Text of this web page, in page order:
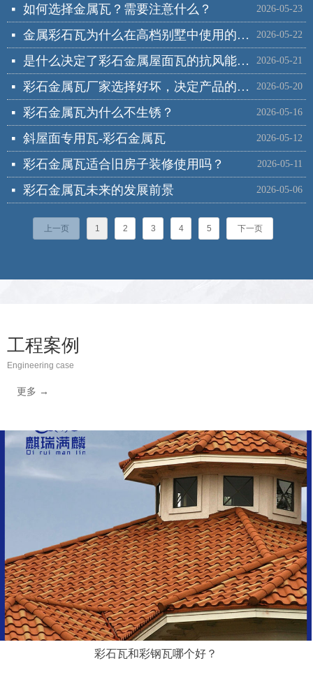
工程案例
Engineering case
彩石瓦和彩钢瓦哪个好？
更多 →
2026-05-23
넷 如何选择金属瓦？需要注意什么？
2026-05-22
넷 金属彩石瓦为什么在高档别墅中使用的非常广泛？
2026-05-21
넷 是什么决定了彩石金属屋面瓦的抗风能力好？
2026-05-20
넷 彩石金属瓦厂家选择好坏，决定产品的价格和质量，我们该如何选择？
2026-05-16
넷 彩石金属瓦为什么不生锈？
2026-05-12
넷 斜屋面专用瓦-彩石金属瓦
2026-05-11
넷 彩石金属瓦适合旧房子装修使用吗？
2026-05-06
넷 彩石金属瓦未来的发展前景
上一页 1 2 3 4 5 下一页